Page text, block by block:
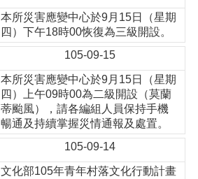
本所災害應變中心於9月15日（星期
四）下午18時00恢復為三級開設。
105-09-15
本所災害應變中心於9月15日（星期
四）上午09時00為二級開設（莫蘭
蒂颱風），請各編組人員保持手機
暢通及持續掌握災情通報及處置。
105-09-14
文化部105年青年村落文化行動計畫